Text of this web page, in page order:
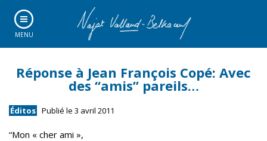
MENU
Réponse à Jean François Copé: Avec
des “amis” pareils…
Éditos Publié le 3 avril 2011
“Mon « cher ami »,